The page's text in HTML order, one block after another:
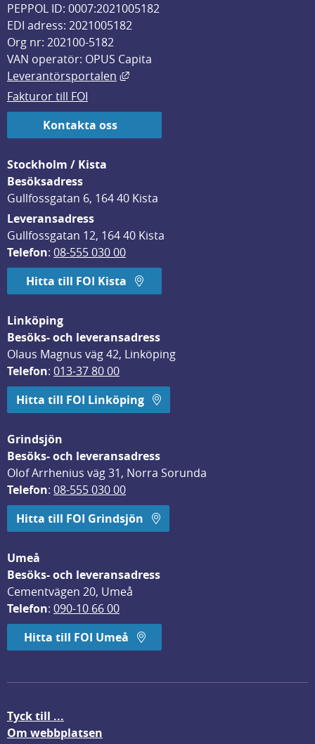
PEPPOL ID: 0007:2021005182
EDI adress: 2021005182
Org nr: 202100-5182
VAN operatör: OPUS Capita
Leverantörsportalen
Länk till annan webbplats, öppnas
Fakturor till FOI
Kontakta oss
Stockholm / Kista
Besöksadress
Gullfossgatan 6, 164 40 Kista
Leveransadress
Gullfossgatan 12, 164 40 Kista
Telefon: 08-555 030 00
Hitta till FOI Kista
Linköping
Besöks- och leveransadress
Olaus Magnus väg 42, Linköping
Telefon: 013-37 80 00
Hitta till FOI Linköping
Grindsjön
Besöks- och leveransadress
Olof Arrhenius väg 31, Norra Sorunda
Telefon: 08-555 030 00
Hitta till FOI Grindsjön
Umeå
Besöks- och leveransadress
Cementvägen 20, Umeå
Telefon: 090-10 66 00
Hitta till FOI Umeå
Tyck till ...
Om webbplatsen